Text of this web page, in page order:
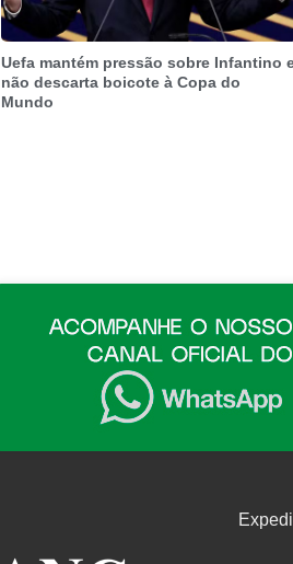
Uefa mantém pressão sobre Infantino
não descarta boicote à Copa do
Mundo